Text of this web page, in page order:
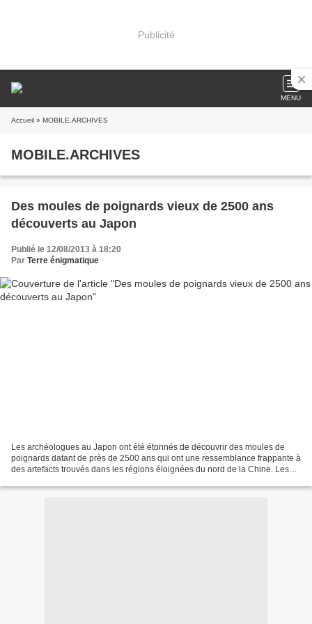
Publicité
MENU
Accueil » MOBILE.ARCHIVES
MOBILE.ARCHIVES
Des moules de poignards vieux de 2500 ans
découverts au Japon
Publié le 12/08/2013 à 18:20
Par Terre énigmatique
Les archéologues au Japon ont été étonnés de découvrir des moules de
poignards datant de près de 2500 ans qui ont une ressemblance frappante à
des artefacts trouvés dans les régions éloignées du nord de la Chine. Les